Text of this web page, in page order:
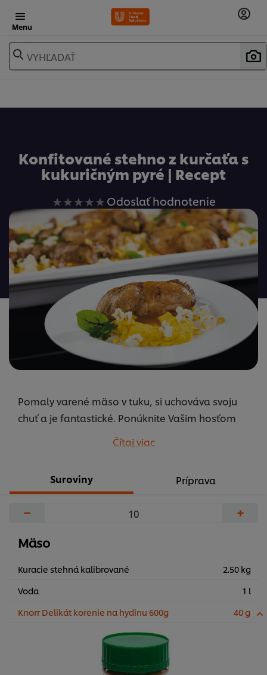
Menu
VYHĽADAŤ
Konfitované stehno z kurčaťa s
kukuričným pyré | Recept
Pre
túto
recipe
neboli
odoslané
žiadne
hodnotenia
Odoslať hodnotenie
Pomaly varené mäso v tuku, si uchováva svoju
chuť a je fantastické. Ponúknite Vašim hosťom
konfitované stehno z farmárskeho kurčaťa, určite
Čítaj viac
Suroviny Príprava
− +
Mäso
Kuracie stehná kalibrované
2.50 kg
Voda
1 l
Knorr Delikát korenie na hydinu 600g
40 g